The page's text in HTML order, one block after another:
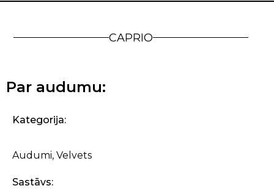
CAPRIO
Par audumu:
Kategorija:
Audumi, Velvets
Sastāvs: